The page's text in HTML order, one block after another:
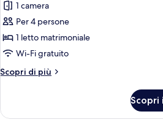
foto
per
Camera
familiare,
letto
1 camera
Per 4 persone
1 letto matrimoniale
Wi-Fi gratuito
Scopri di più
Altri
familiare,
Scopri